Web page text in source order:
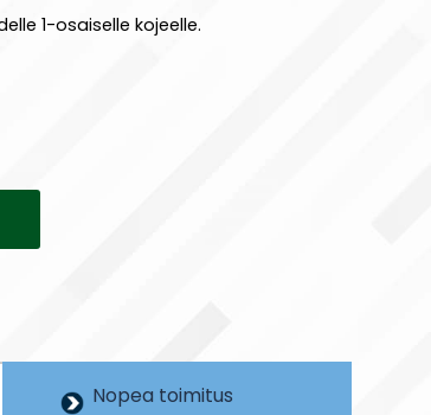
1-osaiselle kojeelle.
Nopea toimitus